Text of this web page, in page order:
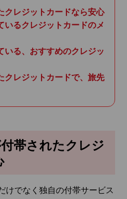
クレジットカードなら安心
いるクレジットカードのメ
いる、おすすめのクレジッ
クレジットカードで、旅先
帯されたクレジ
けでなく独自の付帯サービス